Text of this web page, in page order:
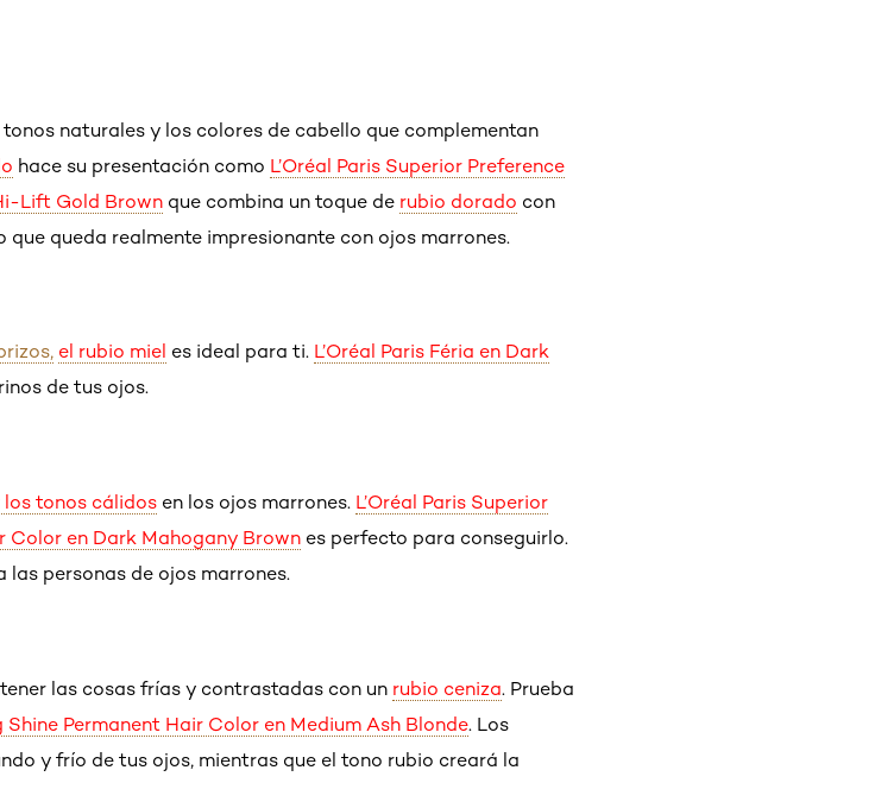
naturales y los colores de cabello que complementan
hace su presentación como L’Oréal Paris Superior Preference
Lift Gold Brown que combina un toque de rubio dorado con
queda realmente impresionante con ojos marrones.
el rubio miel es ideal para ti. L’Oréal Paris Féria en Dark
de tus ojos.
los tonos cálidos en los ojos marrones. L’Oréal Paris Superior
Color en Dark Mahogany Brown es perfecto para conseguirlo.
personas de ojos marrones.
las cosas frías y contrastadas con un rubio ceniza. Prueba
Permanent Hair Color en Medium Ash Blonde. Los
y frío de tus ojos, mientras que el tono rubio creará la